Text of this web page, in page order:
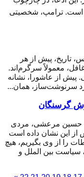
است. ترامپ، شخصیتی
تاریخ، پیش از هر
معمولاً سرگرم‌اند.
پیش از عاشورا، نشانه
سرنوشت‌ساز، همان...
گرسنگان
حسین مرعشی، مردی
از این نشان داده است
را از وی بگیریم، هیچ
بین الملل و